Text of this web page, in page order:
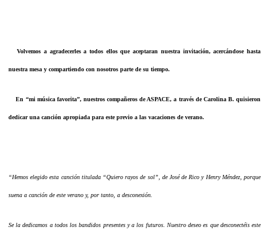
Volvemos a agradecerles a todos ellos que aceptaran nuestra invitación, acercándose hasta
nuestra mesa y compartiendo con nosotros parte de su tiempo.
En “mi música favorita”, nuestros compañeros de ASPACE, a través de Carolina B. quisieron
dedicar una canción apropiada para este previo a las vacaciones de verano.
“Hemos elegido esta canción titulada “Quiero rayos de sol”, de José de Rico y Henry Méndez, porque
suena a canción de este verano y, por tanto, a desconexión.
Se la dedicamos a todos los bandidos presentes y a los futuros. Nuestro deseo es que desconectéis este